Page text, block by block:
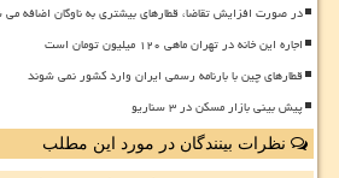
در صورت افزایش تقاضا، قطارهای بیشتری به ناوگان اضافه
اجاره این خانه در تهران ماهی ۱۲۰ میلیون تومان است
قطارهای چین با بارنامه رسمی ایران وارد کشور نمی شوند
پیش بینی بازار مسکن در ۳ سناریو
نظرات بینندگان در مورد این مطلب